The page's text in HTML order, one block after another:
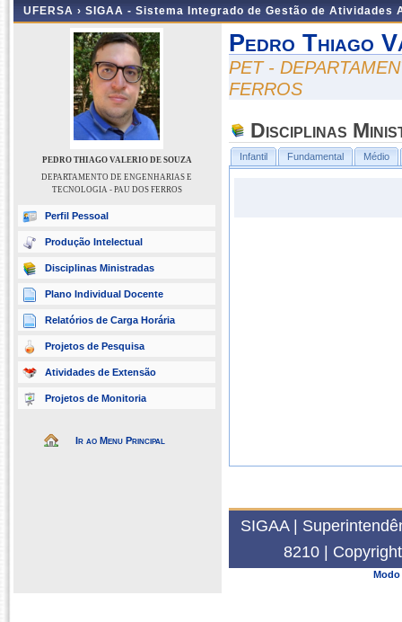
UFERSA › SIGAA - Sistema Integrado de Gestão de Atividades
PEDRO THIAGO VALERIO DE SOUZA
DEPARTAMENTO DE ENGENHARIAS E
TECNOLOGIA - PAU DOS FERROS
Perfil Pessoal
Produção Intelectual
Disciplinas Ministradas
Plano Individual Docente
Relatórios de Carga Horária
Projetos de Pesquisa
Atividades de Extensão
Projetos de Monitoria
Ir ao Menu Principal
Pedro Thiago
PET -
FERROS
Disciplinas
Infantil Fundamental Médio
SIGAA |
8210 |
Modo